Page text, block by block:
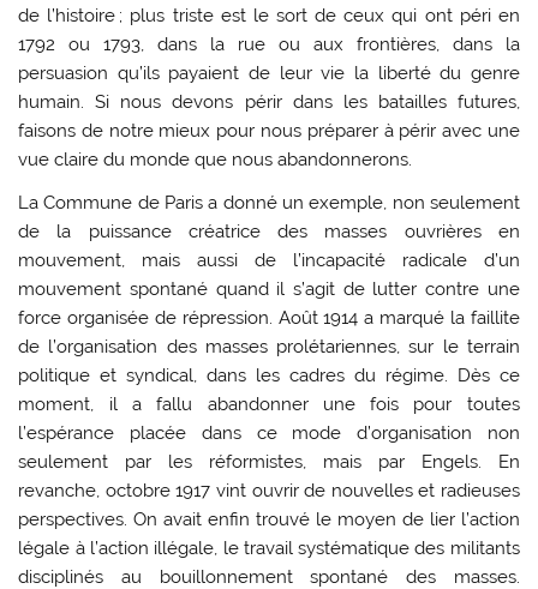
de l’histoire ; plus triste est le sort de ceux qui ont péri en
1792 ou 1793, dans la rue ou aux frontières, dans la
persuasion qu’ils payaient de leur vie la liberté du genre
humain. Si nous devons périr dans les batailles futures,
faisons de notre mieux pour nous préparer à périr avec une
vue claire du monde que nous abandonnerons.
La Commune de Paris a donné un exemple, non seulement
de la puissance créatrice des masses ouvrières en
mouvement, mais aussi de l’incapacité radicale d’un
mouvement spontané quand il s’agit de lutter contre une
force organisée de répression. Août 1914 a marqué la faillite
de l’organisation des masses prolétariennes, sur le terrain
politique et syndical, dans les cadres du régime. Dès ce
moment, il a fallu abandonner une fois pour toutes
l’espérance placée dans ce mode d’organisation non
seulement par les réformistes, mais par Engels. En
revanche, octobre 1917 vint ouvrir de nouvelles et radieuses
perspectives. On avait enfin trouvé le moyen de lier l’action
légale à l’action illégale, le travail systématique des militants
disciplinés au bouillonnement spontané des masses.